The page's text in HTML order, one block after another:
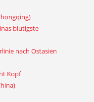
blutigste
nach Ostasien
Kopf